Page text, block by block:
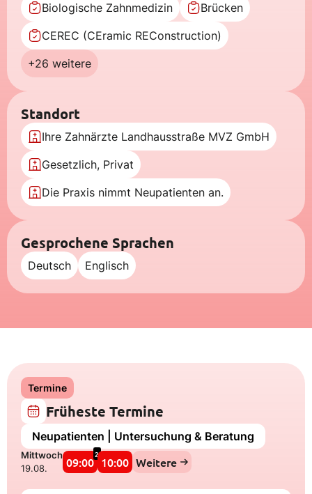
Biologische Zahnmedizin
Brücken
CEREC (CEramic REConstruction)
+26 weitere
Standort
Ihre Zahnärzte Landhausstraße MVZ GmbH
Gesetzlich, Privat
Die Praxis nimmt Neupatienten an.
Gesprochene Sprachen
Deutsch Englisch
Termine
Früheste Termine
Neupatienten | Untersuchung & Beratung
Mittwoch
19.08.
09:00
2
10:00 Weitere